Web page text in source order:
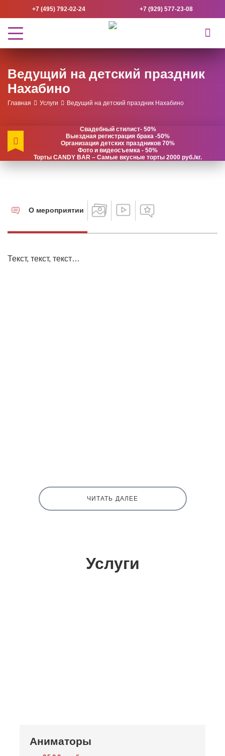
+7 (495) 792-02-24 +7 (929) 577-23-08
Ведущий на детский праздник
Нахабино
Главная Услуги Ведущий на детский праздник Нахабино
Свадебный стилист- 50%
Выездная регистрация брака -50%
Организация детских праздников 70%
Фото и видеосъемка - 50%
Торты CANDY BAR – Самые вкусные торты 2000 руб./кг.
О мероприятии
Текст, текст, текст…
ЧИТАТЬ ДАЛЕЕ
Услуги
Аниматоры